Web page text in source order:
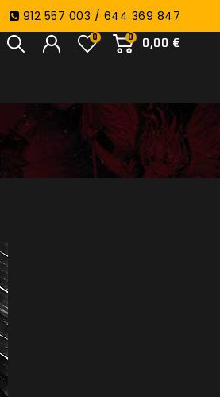
912 557 003 / 644 369 847
0
0,00 €
0